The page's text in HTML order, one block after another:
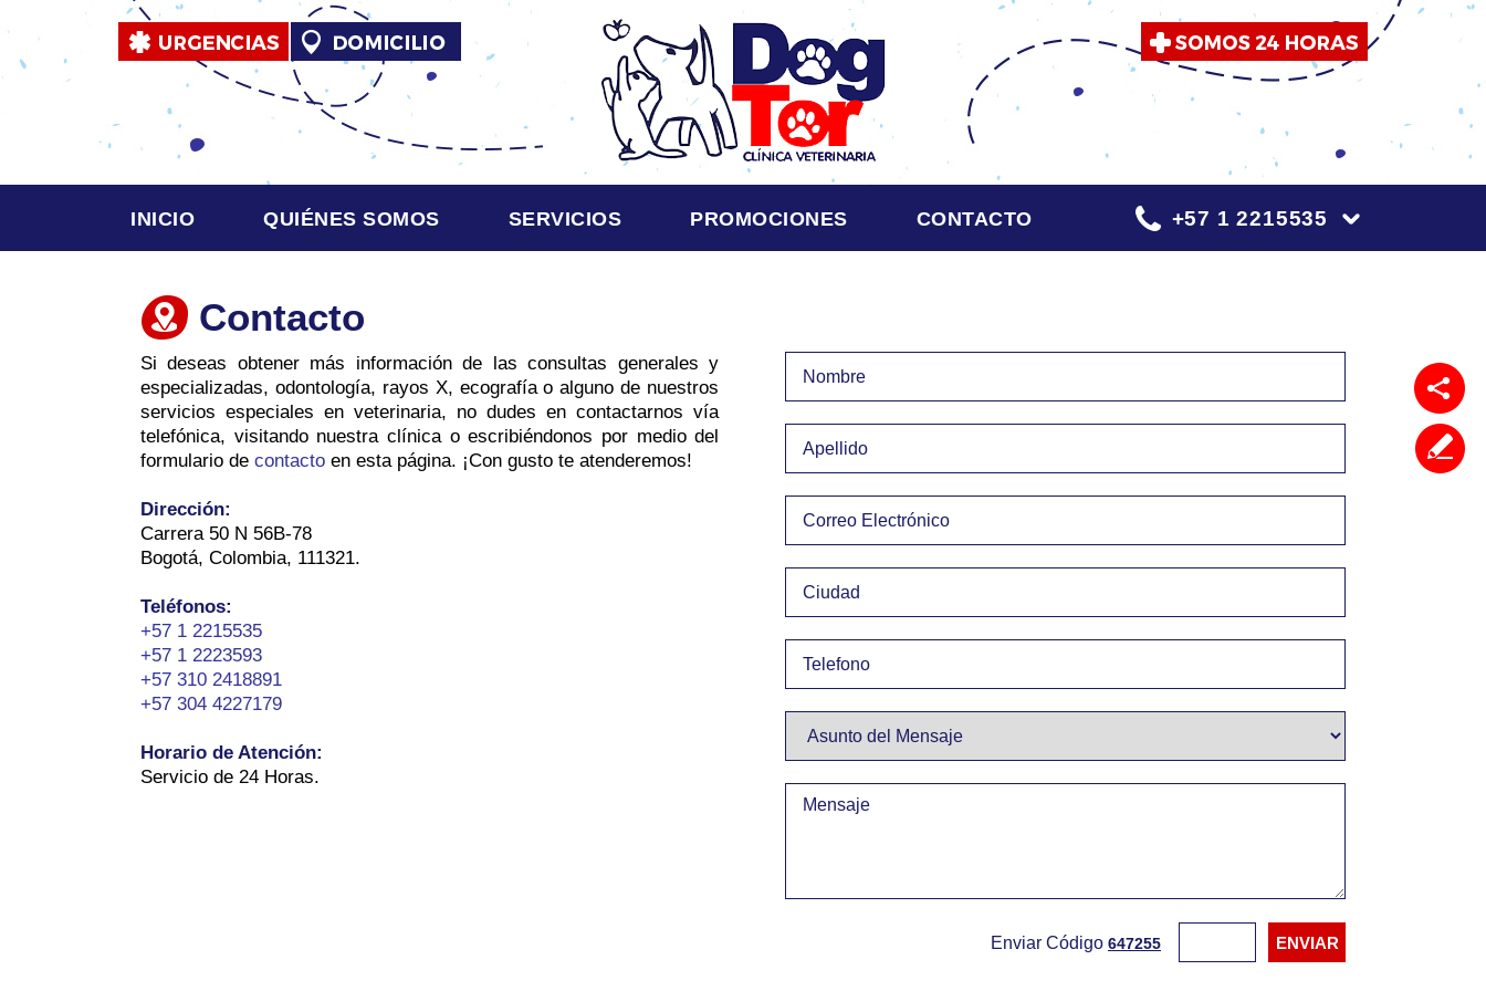
+57 1 2215535
INICIO QUIÉNES SOMOS SERVICIOS PROMOCIONES CONTACTO
Contacto
Si deseas obtener más información de las consultas generales y
especializadas, odontología, rayos X, ecografía o alguno de nuestros
servicios especiales en veterinaria, no dudes en contactarnos vía
telefónica, visitando nuestra clínica o escribiéndonos por medio del
formulario de contacto en esta página. ¡Con gusto te atenderemos!
Dirección:
Carrera 50 N 56B-78
Bogotá, Colombia, 111321.
Teléfonos:
+57 1 2215535
+57 1 2223593
+57 310 2418891
+57 304 4227179
Horario de Atención:
Servicio de 24 Horas.
Enviar Código 647255